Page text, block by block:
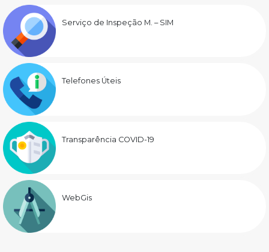
Serviço de Inspeção M. – SIM
Telefones Úteis
Transparência COVID-19
WebGis